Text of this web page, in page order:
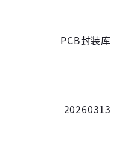
PCB封装库
20260313